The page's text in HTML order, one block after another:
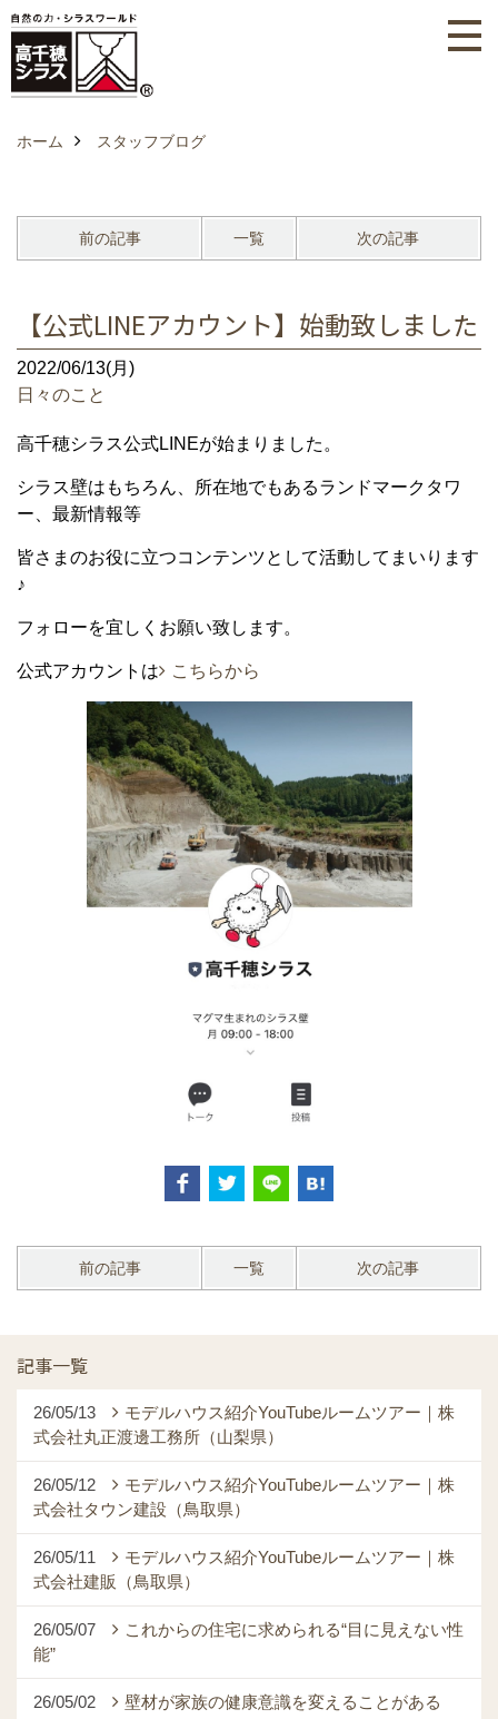
ホーム スタッフブログ
前の記事 一覧 次の記事
【公式LINEアカウント】始動致しました
2022/06/13(月)
日々のこと
高千穂シラス公式LINEが始まりました。
シラス壁はもちろん、所在地でもあるランドマークタワ
ー、最新情報等
皆さまのお役に立つコンテンツとして活動してまいります
♪
フォローを宜しくお願い致します。
公式アカウントは こちらから
前の記事 一覧 次の記事
記事一覧
26/05/13
モデルハウス紹介YouTubeルームツアー｜株
式会社丸正渡邊工務所（山梨県）
26/05/12
モデルハウス紹介YouTubeルームツアー｜株
式会社タウン建設（鳥取県）
26/05/11
モデルハウス紹介YouTubeルームツアー｜株
式会社建販（鳥取県）
26/05/07
これからの住宅に求められる“目に見えない性
能”
26/05/02 壁材が家族の健康意識を変えることがある